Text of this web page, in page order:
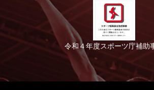
令和４年度スポーツ庁補助